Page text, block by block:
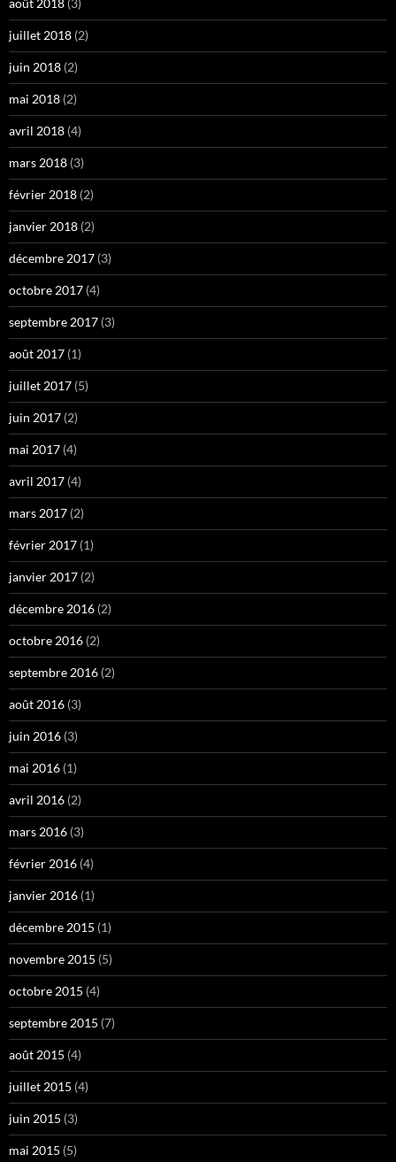
août 2018 (3)
juillet 2018 (2)
juin 2018 (2)
mai 2018 (2)
avril 2018 (4)
mars 2018 (3)
février 2018 (2)
janvier 2018 (2)
décembre 2017 (3)
octobre 2017 (4)
septembre 2017 (3)
août 2017 (1)
juillet 2017 (5)
juin 2017 (2)
mai 2017 (4)
avril 2017 (4)
mars 2017 (2)
février 2017 (1)
janvier 2017 (2)
décembre 2016 (2)
octobre 2016 (2)
septembre 2016 (2)
août 2016 (3)
juin 2016 (3)
mai 2016 (1)
avril 2016 (2)
mars 2016 (3)
février 2016 (4)
janvier 2016 (1)
décembre 2015 (1)
novembre 2015 (5)
octobre 2015 (4)
septembre 2015 (7)
août 2015 (4)
juillet 2015 (4)
juin 2015 (3)
mai 2015 (5)